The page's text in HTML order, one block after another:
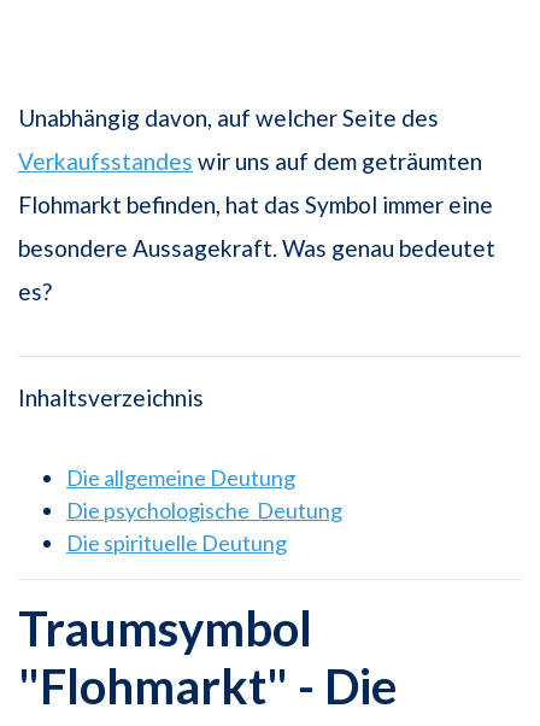
Unabhängig davon, auf welcher Seite des
Verkaufsstandes wir uns auf dem geträumten
Flohmarkt befinden, hat das Symbol immer eine
besondere Aussagekraft. Was genau bedeutet
es?
Inhaltsverzeichnis
Die allgemeine Deutung
Die psychologische Deutung
Die spirituelle Deutung
Traumsymbol
"Flohmarkt" - Die